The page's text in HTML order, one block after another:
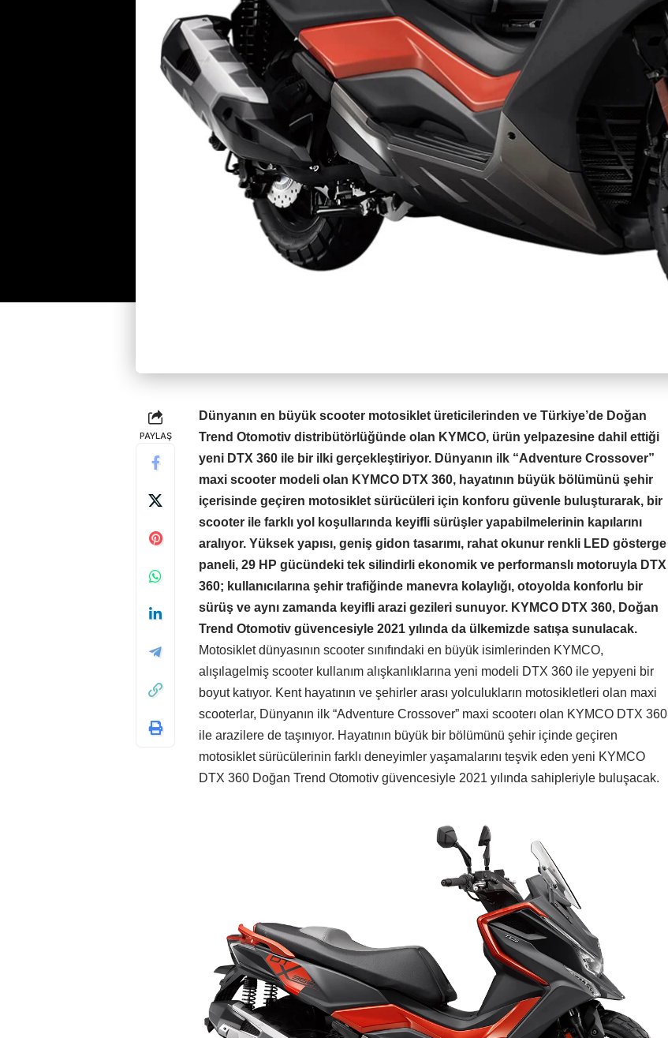
PAYLAŞ
Dünyanın en büyük scooter motosiklet üreticilerinden ve Türkiye’de Doğan
Trend Otomotiv distribütörlüğünde olan KYMCO, ürün yelpazesine dahil ettiği
yeni DTX 360 ile bir ilki gerçekleştiriyor. Dünyanın ilk “Adventure Crossover”
maxi scooter modeli olan KYMCO DTX 360, hayatının büyük bölümünü şehir
içerisinde geçiren motosiklet sürücüleri için konforu güvenle buluşturarak, bir
scooter ile farklı yol koşullarında keyifli sürüşler yapabilmelerinin kapılarını
aralıyor. Yüksek yapısı, geniş gidon tasarımı, rahat okunur renkli LED gösterge
paneli, 29 HP gücündeki tek silindirli ekonomik ve performanslı motoruyla DTX
360; kullanıcılarına şehir trafiğinde manevra kolaylığı, otoyolda konforlu bir
sürüş ve aynı zamanda keyifli arazi gezileri sunuyor. KYMCO DTX 360, Doğan
Trend Otomotiv güvencesiyle 2021 yılında da ülkemizde satışa sunulacak.
Motosiklet dünyasının scooter sınıfındaki en büyük isimlerinden KYMCO,
alışılagelmiş scooter kullanım alışkanlıklarına yeni modeli DTX 360 ile yepyeni bir
boyut katıyor. Kent hayatının ve şehirler arası yolculukların motosikletleri olan maxi
scooterlar, Dünyanın ilk “Adventure Crossover” maxi scooterı olan KYMCO DTX 360
ile arazilere de taşınıyor. Hayatının büyük bir bölümünü şehir içinde geçiren
motosiklet sürücülerinin farklı deneyimler yaşamalarını teşvik eden yeni KYMCO
DTX 360 Doğan Trend Otomotiv güvencesiyle 2021 yılında sahipleriyle buluşacak.